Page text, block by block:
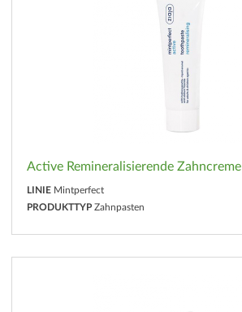
Active Remineralisierende Zahncreme
LINIE Mintperfect
PRODUKTTYP Zahnpasten